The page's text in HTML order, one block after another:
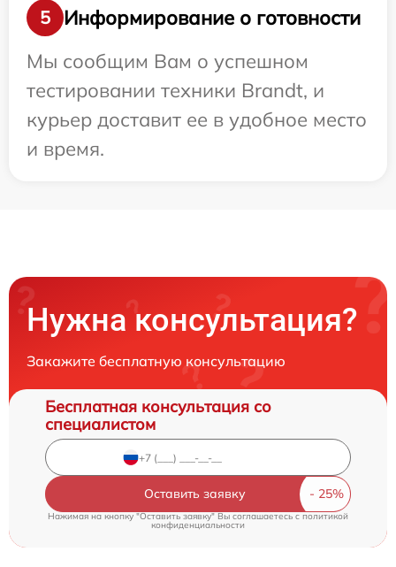
5
Информирование о готовности
Мы сообщим Вам о успешном
тестировании техники Brandt, и
курьер доставит ее в удобное место
и время.
Нужна консультация?
Закажите бесплатную консультацию
Бесплатная консультация со
специалистом
Оставить заявку
Нажимая на кнопку "Оставить заявку" Вы соглашаетесь c политикой
конфиденциальности